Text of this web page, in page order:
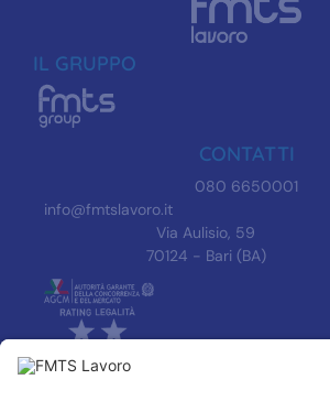
IL GRUPPO
CONTATTI
080 6650001
info@fmtslavoro.it
Via Aulisio, 59
70124 - Bari (BA)